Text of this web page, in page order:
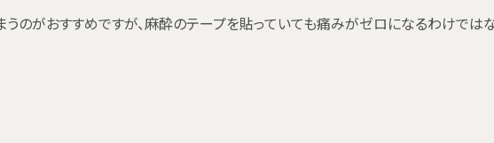
のがおすすめですが、麻酔のテープを貼っていても痛みがゼロになるわけでは